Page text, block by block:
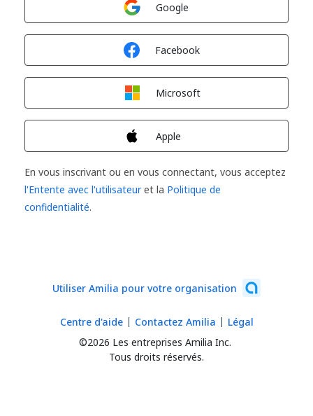
Google
Facebook
Microsoft
Apple
En vous inscrivant ou en vous connectant, vous acceptez
l'Entente avec l'utilisateuret la Politique de
confidentialité.
Utiliser Amilia pour votre organisation
©2026 Les entreprises Amilia Inc.
Tous droits réservés.
Centre d'aide Contactez Amilia Légal